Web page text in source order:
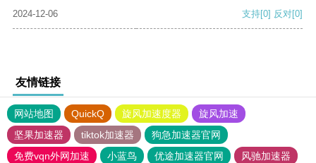
2024-12-06
支持[0] 反对[0]
友情链接
网站地图 QuickQ 旋风加速度器
旋风加速
坚果加速器
tiktok加速器
狗急加速器官网
免费vqn外网加速
小蓝鸟 优途加速器官网
风驰加速器